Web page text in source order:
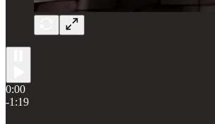
0:00
-1:19